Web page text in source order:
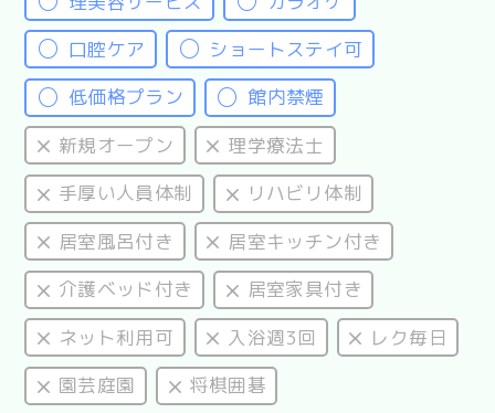
口腔ケア
ショートステイ可
低価格プラン
館内禁煙
新規オープン
理学療法士
手厚い人員体制
リハビリ体制
居室風呂付き
居室キッチン付き
介護ベッド付き
居室家具付き
ネット利用可
入浴週3回
レク毎日
園芸庭園
将棋囲碁